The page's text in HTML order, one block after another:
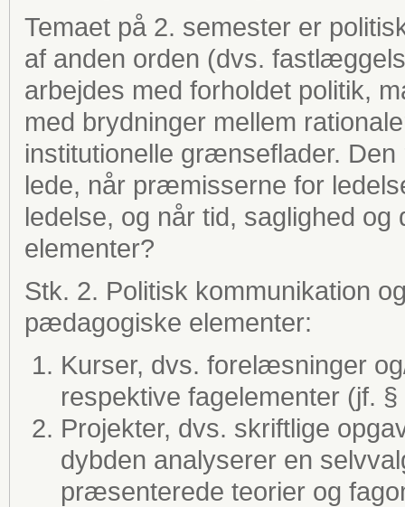
Temaet på 2. semester er
af anden orden (dvs.
arbejdes med forholdet politik,
med brydninger mellem
institutionelle grænseflader.
lede, når præmisserne for
ledelse, og når tid, saglighed
elementer?
Stk. 2. Politisk kommunikation
pædagogiske elementer:
Kurser, dvs. forelæsninger
respektive fagelementer (jf. §
Projekter, dvs. skriftlige
dybden analyserer en
præsenterede teorier og